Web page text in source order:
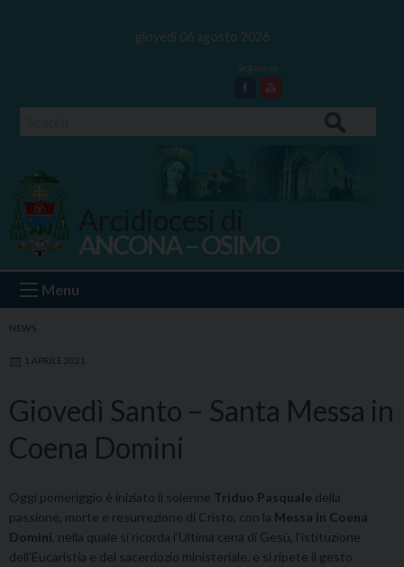
giovedì 06 agosto 2026
Facebook
Youtube
Ancona Osimo
ANCONA – OSIMO
Menu
NEWS
1 APRILE 2021
Giovedì Santo – Santa Messa in
Coena Domini
Oggi pomeriggio è iniziato il solenne Triduo Pasquale della
passione, morte e resurrezione di Cristo, con la Messa in Coena
Domini , nella quale si ricorda l’Ultima cena di Gesù, l’istituzione
dell’Eucaristia e del sacerdozio ministeriale, e si ripete il gesto